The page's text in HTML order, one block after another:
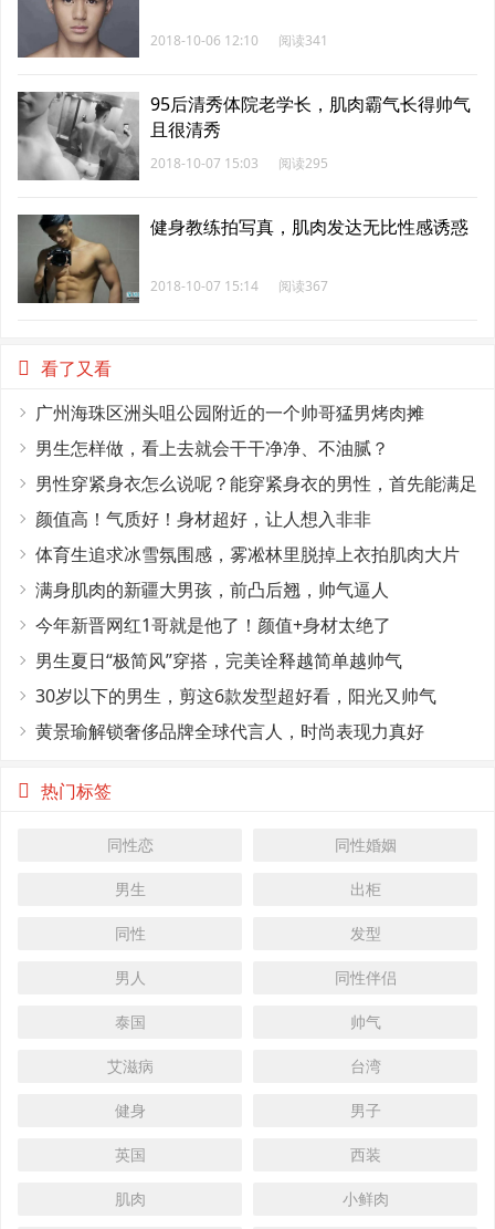
2018-10-06 12:10 阅读341
95后清秀体院老学长，肌肉霸气长得帅气
且很清秀
2018-10-07 15:03 阅读295
健身教练拍写真，肌肉发达无比性感诱惑
2018-10-07 15:14 阅读367
看了又看
广州海珠区洲头咀公园附近的一个帅哥猛男烤肉摊
男生怎样做，看上去就会干干净净、不油腻？
男性穿紧身衣怎么说呢？能穿紧身衣的男性，首先能满足
这4个条件
颜值高！气质好！身材超好，让人想入非非
体育生追求冰雪氛围感，雾凇林里脱掉上衣拍肌肉大片
满身肌肉的新疆大男孩，前凸后翘，帅气逼人
今年新晋网红1哥就是他了！颜值+身材太绝了
男生夏日“极简风”穿搭，完美诠释越简单越帅气
30岁以下的男生，剪这6款发型超好看，阳光又帅气
黄景瑜解锁奢侈品牌全球代言人，时尚表现力真好
热门标签
同性恋 同性婚姻
男生 出柜
同性 发型
男人 同性伴侣
泰国 帅气
艾滋病 台湾
健身 男子
英国 西装
肌肉 小鲜肉